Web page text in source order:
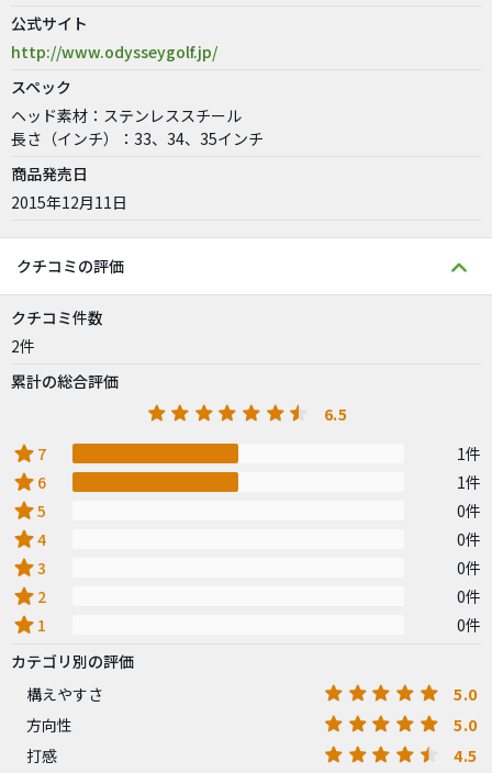
公式サイト
http://www.odysseygolf.jp/
スペック
ヘッド素材：ステンレススチール
長さ（インチ）：33、34、35インチ
商品発売日
2015年12月11日
クチコミの評価
クチコミ件数
2件
累計の総合評価
6.5
star 7 1件
star 6 1件
star5 0件
star4 0件
star3 0件
star 2 0件
star 1
0件
カテゴリ別の評価
構えやすさ
5.0
方向性 5.0
打感 4.5